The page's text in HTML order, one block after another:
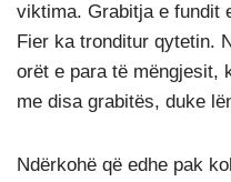
viktima. Grabitja e fundit
Fier ka tronditur qytetin.
orët e para të mëngjesit,
me disa grabitës, duke
Ndërkohë që edhe pak